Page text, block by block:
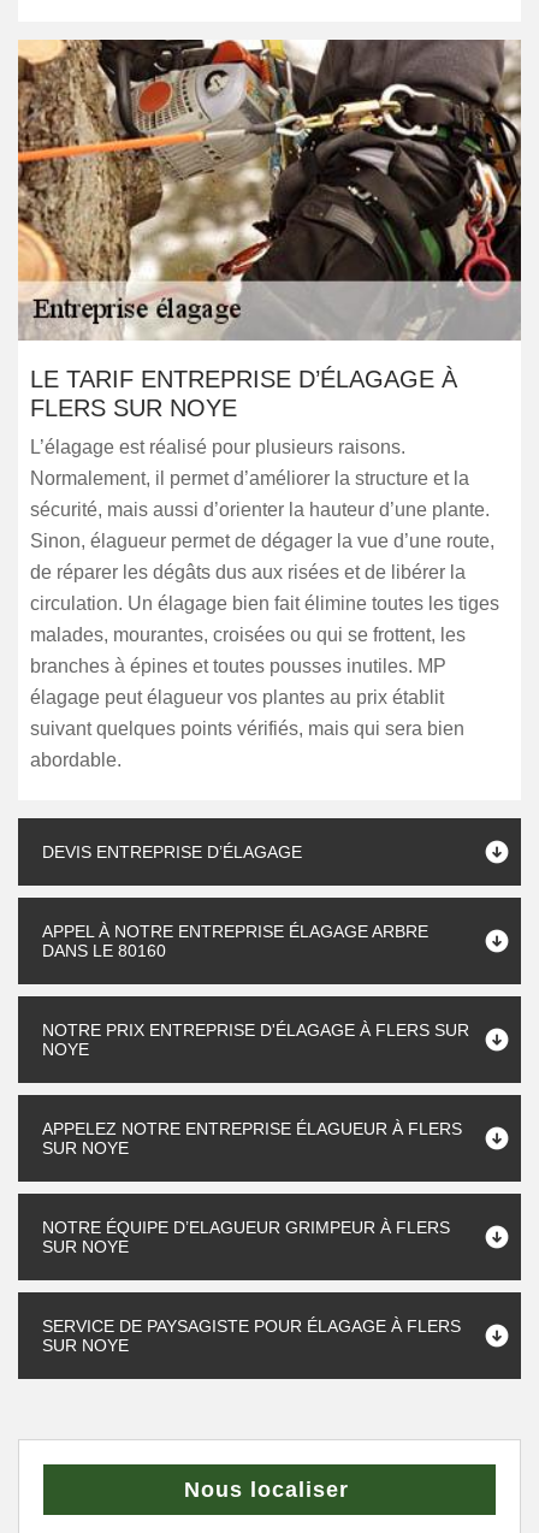
LE TARIF ENTREPRISE D’ÉLAGAGE À
FLERS SUR NOYE
L’élagage est réalisé pour plusieurs raisons.
Normalement, il permet d’améliorer la structure et la
sécurité, mais aussi d’orienter la hauteur d’une plante.
Sinon, élagueur permet de dégager la vue d’une route,
de réparer les dégâts dus aux risées et de libérer la
circulation. Un élagage bien fait élimine toutes les tiges
malades, mourantes, croisées ou qui se frottent, les
branches à épines et toutes pousses inutiles. MP
élagage peut élagueur vos plantes au prix établit
suivant quelques points vérifiés, mais qui sera bien
abordable.
DEVIS ENTREPRISE D’ÉLAGAGE
APPEL À NOTRE ENTREPRISE ÉLAGAGE ARBRE
DANS LE 80160
NOTRE PRIX ENTREPRISE D'ÉLAGAGE À FLERS SUR
NOYE
APPELEZ NOTRE ENTREPRISE ÉLAGUEUR À FLERS
SUR NOYE
NOTRE ÉQUIPE D’ELAGUEUR GRIMPEUR À FLERS
SUR NOYE
SERVICE DE PAYSAGISTE POUR ÉLAGAGE À FLERS
SUR NOYE
Nous localiser